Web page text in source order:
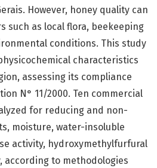
However, honey quality can
such as local flora, beekeeping
conditions. This study
characteristics
assessing its compliance
N° 11/2000. Ten commercial
for reducing and non-
moisture, water-insoluble
activity, hydroxymethylfurfural
according to methodologies